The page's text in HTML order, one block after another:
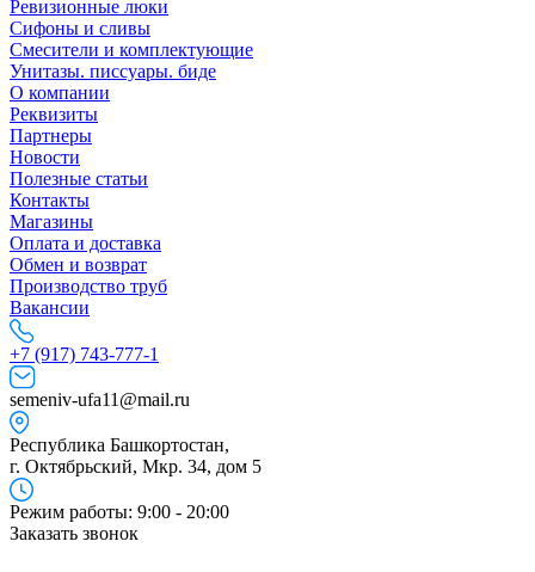
Ревизионные люки
Сифоны и сливы
Смесители и комплектующие
Унитазы. писсуары. биде
О компании
Реквизиты
Партнеры
Новости
Полезные статьи
Контакты
Магазины
Оплата и доставка
Обмен и возврат
Производство труб
Вакансии
+7 (917) 743-777-1
semeniv-ufa11@mail.ru
Республика Башкортостан,
г. Октябрьский, Мкр. 34, дом 5
Режим работы: 9:00 - 20:00
Заказать звонок